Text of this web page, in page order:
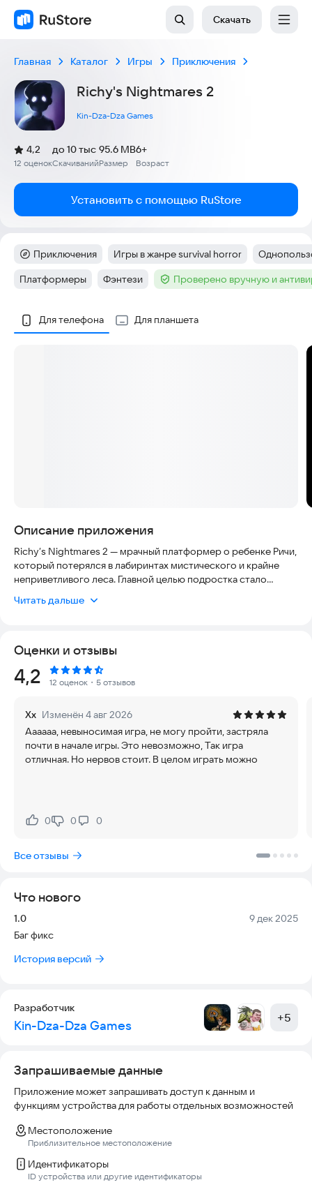
Скачать
Главная Каталог Игры Приключения
Richy's Nightmares 2
Kin-Dza-Dza Games
Рейтинг:
4,2
(
12 оценок
)
Скачиваний
до 10 тыс
Размер
95.6 MB
Возраст
6+
Установить с помощью RuStore
Категория:
Приключения Тег:
Игры в жанре survival horror Тег:
Тег:
Платформеры Тег:
Фэнтези Тег :Проверено вручную и
Скриншоты
Для телефона Для планшета
Описание приложения
Richy’s Nightmares 2 — мрачный платформер о ребенке Ричи,
который потерялся в лабиринтах мистического и крайне
неприветливого леса. Главной целью подростка стало
кошмаров, значительно усложняющих побег из этого
Иммерсивный геймплей и атмосфера гнетущей
безысходности подстегивают игрока к тому, чтобы помочь
Ричи спастись как можно быстрее. Но легкой победы не
ждите — игра рассчитана на тех, кто готов внимательно
облегчат это непростое путешествие.
В игре Вас будет ждать увлекательный мир полный
неожиданностей:
будет использовать предметы, разбросанные по карте.
- Вручную нарисованный мир.
пейзажи.
dzaGames@yandex.ru
Читать дальше
Оценки и отзывы
Рейтинг:
4,2 12 оценок ・5 отзывов
Хх Изменён 4 авг 2026
Аааааа, невыносимая игра, не могу пройти, застряла
почти в начале игры. Это невозможно, Так игра
отличная. Но нервов стоит. В целом играть можно
Нравится:
0Не нравится:
0 0
Все отзывы
Что нового
Версия:
1.0 Дата:
9 дек 2025
Баг фикс
История версий
Разработчик
Kin-Dza-Dza Games +5
Запрашиваемые данные
Приложение может запрашивать доступ к данным и
функциям устройства для работы отдельных возможностей
Местоположение
Приблизительное местоположение
Идентификаторы
ID устройства или другие идентификаторы